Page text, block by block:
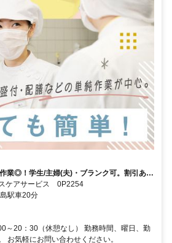
業◎！学生/主婦(夫)・ブランク可。割引あ
ケアサービス 0P2254
駅車20分
～20：30（休憩なし） 勤務時間、曜日、勤
お気軽にお問い合わせください。